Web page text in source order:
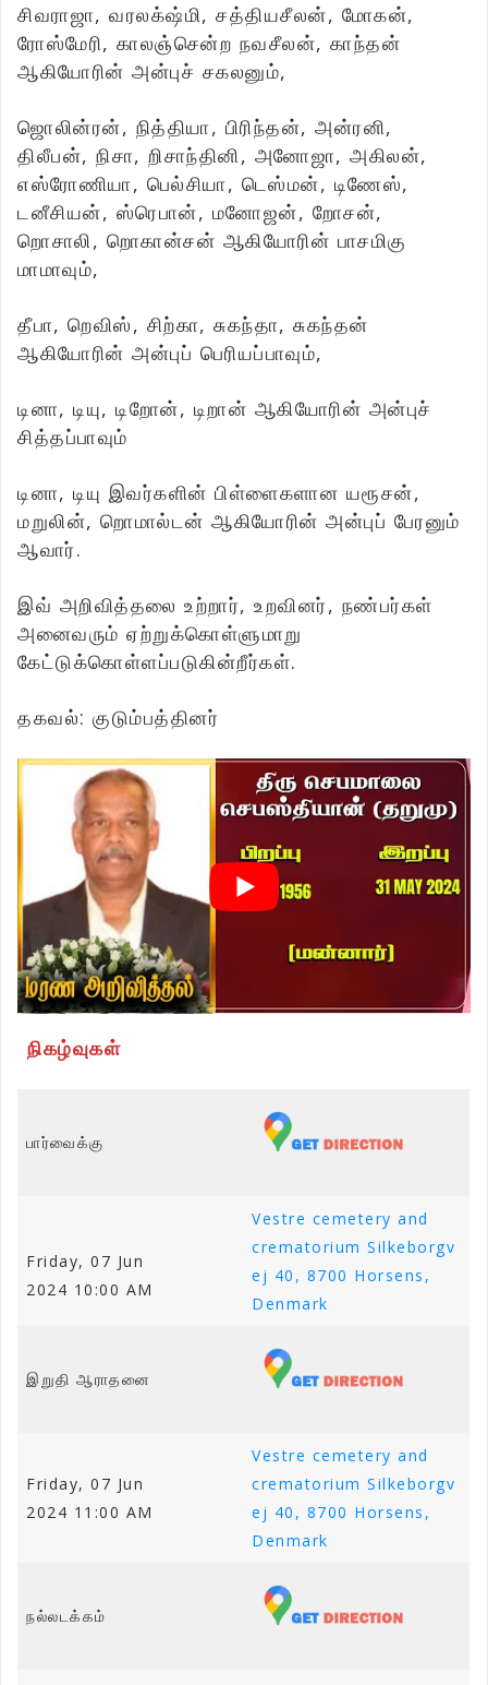
சிவராஜா, வரலக்‌ஷ்மி, சத்தியசீலன், மோகன்,
ரோஸ்மேரி, காலஞ்சென்ற நவசீலன், காந்தன்
ஆகியோரின் அன்புச் சகலனும்,
ஜொலின்ரன், நித்தியா, பிரிந்தன், அன்ரனி,
திலீபன், நிசா, றிசாந்தினி, அனோஜா, அகிலன்,
எஸ்ரோணியா, பெல்சியா, டெஸ்மன், டிணேஸ்,
டனீசியன், ஸ்ரெபான், மனோஜன், றோசன்,
றொசாலி, றொகான்சன் ஆகியோரின் பாசமிகு
மாமாவும்,
தீபா, றெவிஸ், சிற்கா, சுகந்தா, சுகந்தன்
ஆகியோரின் அன்புப் பெரியப்பாவும்,
டினா, டியு, டிறோன், டிறான் ஆகியோரின் அன்புச்
சித்தப்பாவும்
டினா, டியு இவர்களின் பிள்ளைகளான யரூசன்,
மறுலின், றொமால்டன் ஆகியோரின் அன்புப் பேரனும்
ஆவார்.
இவ் அறிவித்தலை உற்றார், உறவினர், நண்பர்கள்
அனைவரும் ஏற்றுக்கொள்ளுமாறு
கேட்டுக்கொள்ளப்படுகின்றீர்கள்.
தகவல்: குடும்பத்தினர்
நிகழ்வுகள்
பார்வைக்கு
Friday, 07 Jun
2024 10:00 AM
Vestre cemetery and
crematorium Silkeborgv
ej 40, 8700 Horsens,
Denmark
இறுதி ஆராதனை
Friday, 07 Jun
2024 11:00 AM
Vestre cemetery and
crematorium Silkeborgv
ej 40, 8700 Horsens,
Denmark
நல்லடக்கம்